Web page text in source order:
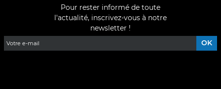
Pour rester informé de toute
l'actualité, inscrivez-vous à notre
newsletter !